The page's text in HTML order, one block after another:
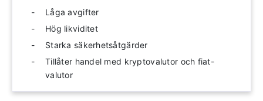
Låga avgifter
Hög likviditet
Starka säkerhetsåtgärder
Tillåter handel med kryptovalutor och fiat-
valutor